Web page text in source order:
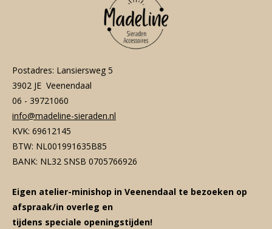
Postadres: Lansiersweg 5
3902 JE Veenendaal
06 - 39721060
info@madeline-sieraden.nl
KVK: 69612145
BTW: NL001991635B85
BANK: NL32 SNSB 0705766926
Eigen atelier-minishop in Veenendaal te bezoeken op
afspraak/in overleg en
tijdens speciale openingstijden!